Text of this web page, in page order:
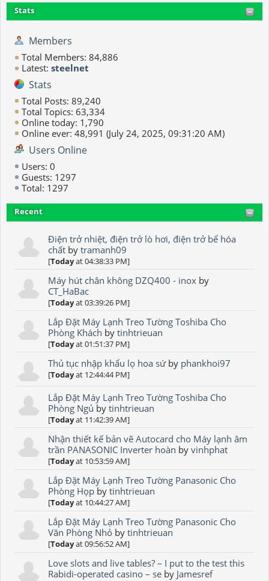
Stats
Members
Total Members: 84,886
Latest: steelnet
Stats
Total Posts: 89,240
Total Topics: 63,334
Online today: 1,790
Online ever: 48,991 (July 24, 2025, 09:31:20 AM)
Users Online
Users: 0
Guests: 1297
Total: 1297
Recent
Điện trở nhiệt, điện trở lò hơi, điện trở bể hóa
chất bytramanh09
[Todayat 04:38:33 PM]
Máy hút chân không DZQ400 - inox by
CT_HaBac
[Todayat 03:39:26 PM]
Lắp Đặt Máy Lạnh Treo Tường Toshiba Cho
Phòng Khách bytinhtrieuan
[Todayat 01:51:37 PM]
Thủ tục nhập khẩu lọ hoa sứby phankhoi97
[Todayat 12:44:44 PM]
Lắp Đặt Máy Lạnh Treo Tường Toshiba Cho
Phòng Ngủ bytinhtrieuan
[Todayat 11:42:39 AM]
Nhận thiết kế bản vẽ Autocard cho Máy lạnh âm
trần PANASONIC Inverter hoàn byvinhphat
[Todayat 10:53:59 AM]
Lắp Đặt Máy Lạnh Treo Tường Panasonic Cho
Phòng Họp bytinhtrieuan
[Todayat 10:44:27 AM]
Lắp Đặt Máy Lạnh Treo Tường Panasonic Cho
Văn Phòng Nhỏ bytinhtrieuan
[Todayat 09:56:52 AM]
Love slots and live tables? – I put to the test this
Rabidi-operated casino – se by Jamesref